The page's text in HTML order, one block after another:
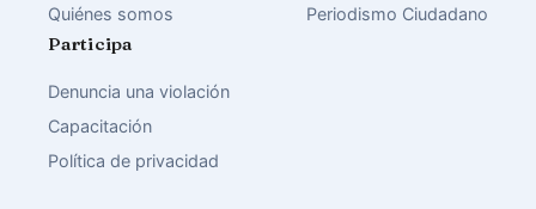
Quiénes somos
Periodismo Ciudadano
Participa
Denuncia una violación
Capacitación
Política de privacidad